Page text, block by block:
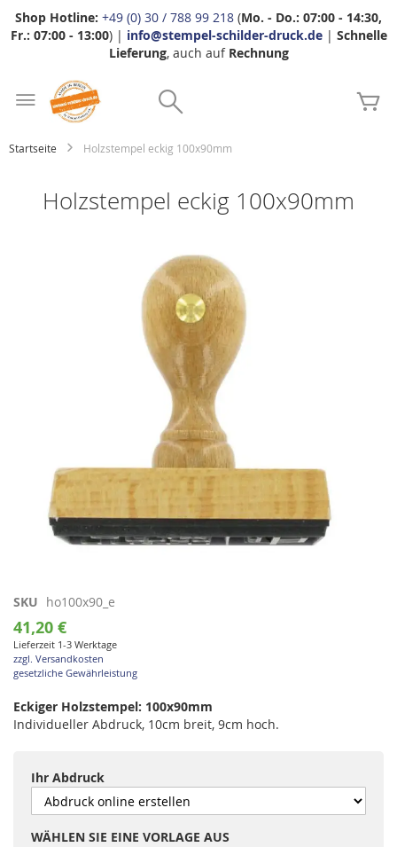
Shop Hotline: +49 (0) 30 / 788 99 218 (Mo. - Do.: 07:00 - 14:30,
Fr.: 07:00 - 13:00) | info@stempel-schilder-druck.de| Schnelle
Lieferung, auch auf Rechnung
Startseite Holzstempel eckig 100x90mm
Holzstempel eckig 100x90mm
Zum
Anfang
der
Bildgalerie
springen
SKU ho100x90_e
41,20 €
Lieferzeit 1-3 Werktage
zzgl. Versandkosten
gesetzliche Gewährleistung
Eckiger Holzstempel: 100x90mm
Individueller Abdruck, 10cm breit, 9cm hoch.
Ihr Abdruck
WÄHLEN SIE EINE VORLAGE AUS